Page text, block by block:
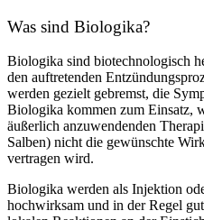
Was sind Biologika?
Biologika sind biotechnologisch
den auftretenden
werden gezielt gebremst, die
Biologika kommen zum Einsatz,
äußerlich anzuwendenden
Salben) nicht die gewünschte
vertragen wird.
Biologika werden als Injektion
hochwirksam und in der Regel